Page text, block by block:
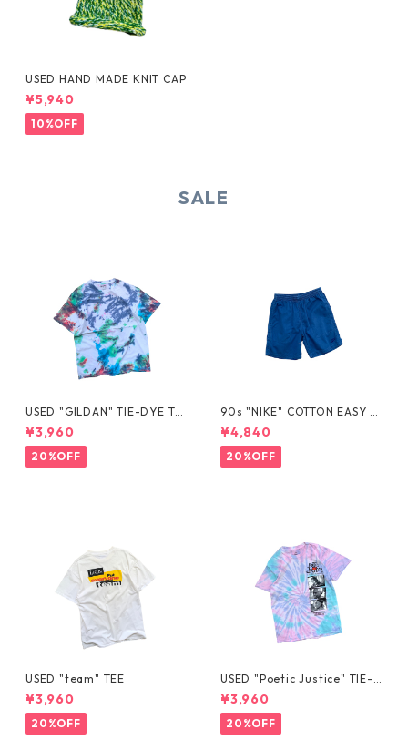
USED HAND MADE KNIT CAP
¥5,940
10%OFF
SALE
USED "GILDAN" TIE-DYE TE
E
¥3,960
20%OFF
90s "NIKE" COTTON EASY S
HORTS
¥4,840
20%OFF
USED "team" TEE
¥3,960
20%OFF
USED "Poetic Justice" TIE-D
YE TEE
¥3,960
20%OFF